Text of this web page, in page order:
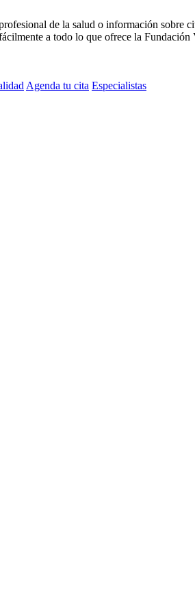
de la salud o información sobre
a todo lo que ofrece la
Agenda tu cita Especialistas